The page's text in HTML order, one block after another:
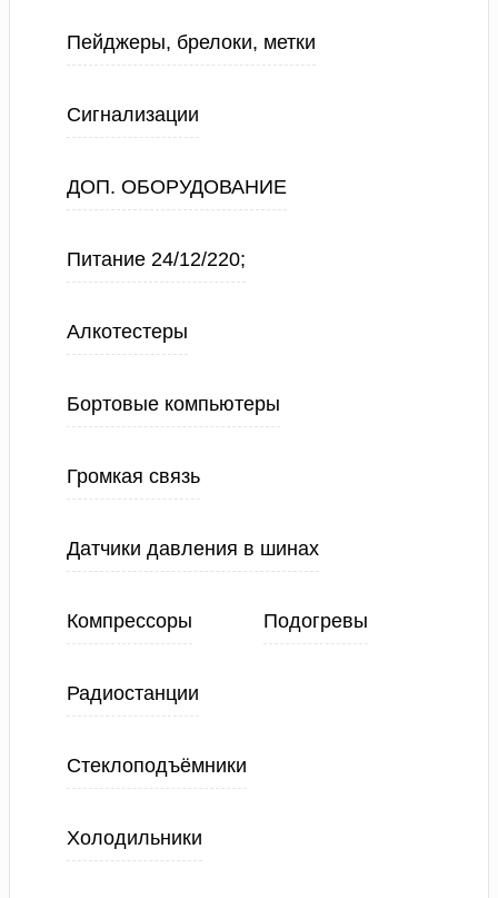
Пейджеры, брелоки, метки
Сигнализации
ДОП. ОБОРУДОВАНИЕ
Питание 24/12/220;
Алкотестеры
Бортовые компьютеры
Громкая связь
Датчики давления в шинах
Компрессоры Подогревы
Радиостанции
Стеклоподъёмники
Холодильники